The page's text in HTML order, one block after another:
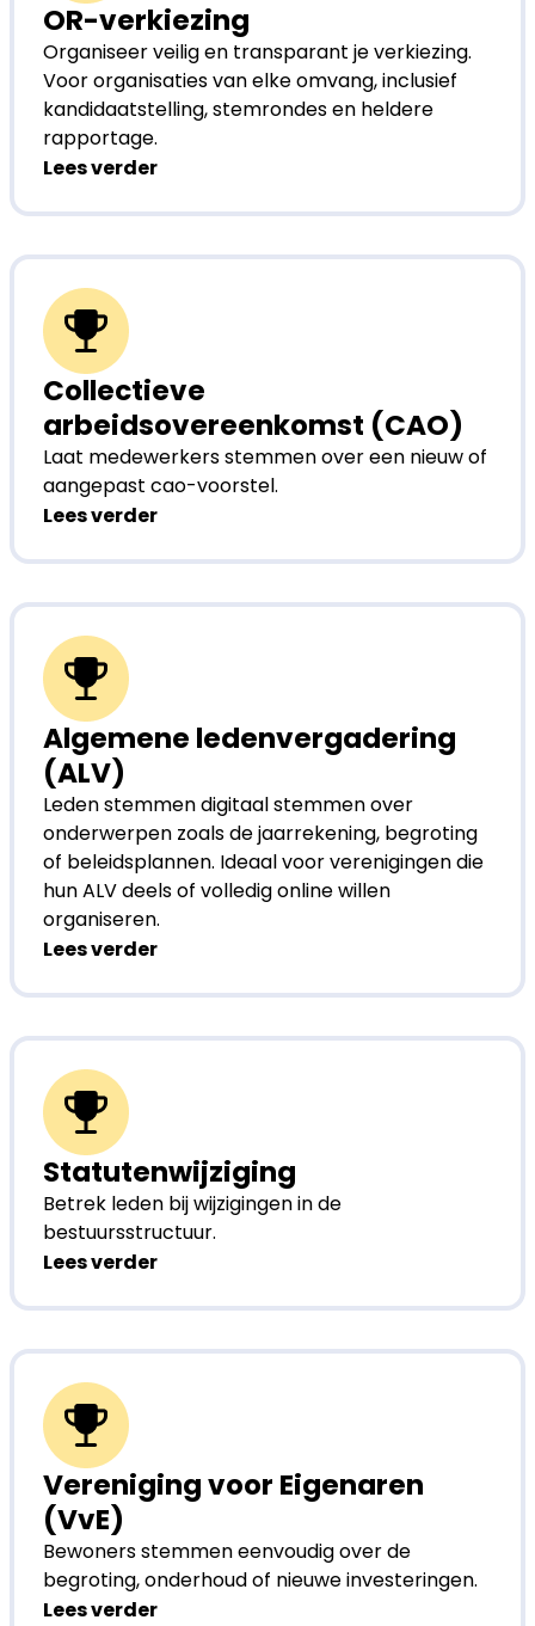
OR-verkiezing
Organiseer veilig en transparant je verkiezing.
Voor organisaties van elke omvang, inclusief
kandidaatstelling, stemrondes en heldere
rapportage.
Lees verder
Collectieve
arbeidsovereenkomst (CAO)
Laat medewerkers stemmen over een nieuw of
aangepast cao-voorstel.
Lees verder
Algemene ledenvergadering
(ALV)
Leden stemmen digitaal stemmen over
onderwerpen zoals de jaarrekening, begroting
of beleidsplannen. Ideaal voor verenigingen die
hun ALV deels of volledig online willen
organiseren.
Lees verder
Statutenwijziging
Betrek leden bij wijzigingen in de
bestuursstructuur.
Lees verder
Vereniging voor Eigenaren
(VvE)
Bewoners stemmen eenvoudig over de
begroting, onderhoud of nieuwe investeringen.
Lees verder